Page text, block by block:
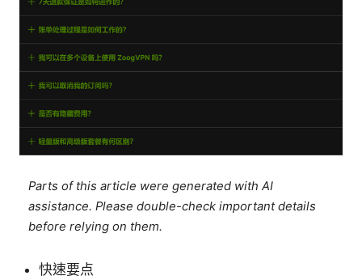
Parts of this article were generated with AI
assistance. Please double-check important details
before relying on them.
快速要点